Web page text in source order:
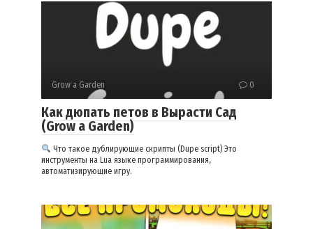
Grow a Garden 0
Как дюпать петов в Вырасти Сад
(Grow a Garden)
Что такое дублирующие скрипты (Dupe script) Это
инструменты на Lua языке программирования,
автоматизирующие игру.